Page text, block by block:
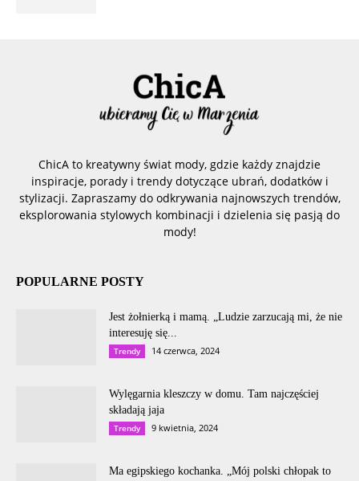
ChicA to kreatywny świat mody, gdzie każdy znajdzie
inspiracje, porady i trendy dotyczące ubrań, dodatków i
stylizacji. Zapraszamy do odkrywania najnowszych trendów,
eksplorowania stylowych kombinacji i dzielenia się pasją do
mody!
POPULARNE POSTY
Jest żołnierką i mamą. „Ludzie zarzucają mi, że nie
interesuję się...
Trendy 14 czerwca, 2024
Wylęgarnia kleszczy w domu. Tam najczęściej
składają jaja
Trendy 9 kwietnia, 2024
Ma egipskiego kochanka. „Mój polski chłopak to